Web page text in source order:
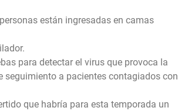
están ingresadas en camas
para detectar el virus que provoca la
seguimiento a pacientes contagiados con
que habría para esta temporada un